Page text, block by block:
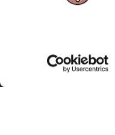
ΓΙΑ ΕΠΑΓΓΕΛΜΑΤΙΕΣ